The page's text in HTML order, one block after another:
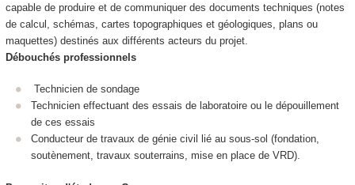
capable de produire et de communiquer des documents techniques (notes
de calcul, schémas, cartes topographiques et géologiques, plans ou
maquettes) destinés aux différents acteurs du projet.
Débouchés professionnels
Technicien de sondage
Technicien effectuant des essais de laboratoire ou le dépouillement
de ces essais
Conducteur de travaux de génie civil lié au sous-sol (fondation,
soutènement, travaux souterrains, mise en place de VRD).